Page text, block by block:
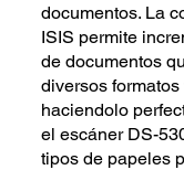
documentos. La
ISIS permite
de documentos
diversos
haciendolo
el escáner DS-
tipos de papeles